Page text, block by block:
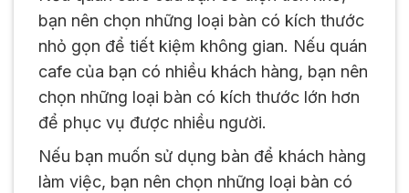
bạn nên chọn những loại bàn có kích thước
nhỏ gọn để tiết kiệm không gian. Nếu quán
cafe của bạn có nhiều khách hàng, bạn nên
chọn những loại bàn có kích thước lớn hơn
để phục vụ được nhiều người.
Nếu bạn muốn sử dụng bàn để khách hàng
làm việc, bạn nên chọn những loại bàn có